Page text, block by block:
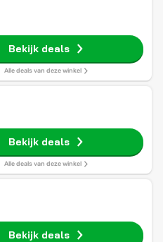
Bekijk deals
Alle deals van deze winkel
Bekijk deals
Alle deals van deze winkel
Bekijk deals